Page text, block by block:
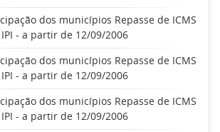
dos municípios Repasse de ICMS
- a partir de 12/09/2006
dos municípios Repasse de ICMS
- a partir de 12/09/2006
dos municípios Repasse de ICMS
- a partir de 12/09/2006